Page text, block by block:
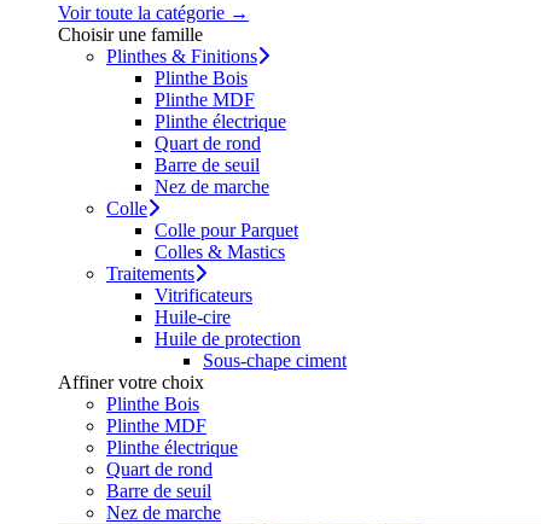
Voir toute la catégorie →
Choisir une famille
Plinthes & Finitions
Plinthe Bois
Plinthe MDF
Plinthe électrique
Quart de rond
Barre de seuil
Nez de marche
Colle
Colle pour Parquet
Colles & Mastics
Traitements
Vitrificateurs
Huile-cire
Huile de protection
Sous-chape ciment
Affiner votre choix
Plinthe Bois
Plinthe MDF
Plinthe électrique
Quart de rond
Barre de seuil
Nez de marche